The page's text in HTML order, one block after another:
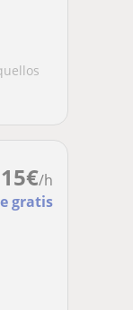
15€/h
gratis